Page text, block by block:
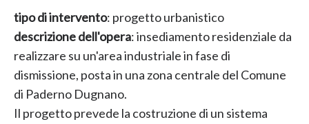
tipo di intervento: progetto urbanistico
descrizione dell'opera: insediamento residenziale da
realizzare su un'area industriale in fase di
dismissione, posta in una zona centrale del Comune
di Paderno Dugnano.
Il progetto prevede la costruzione di un sistema